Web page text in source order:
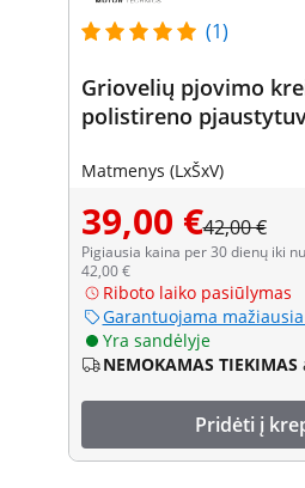
(1)
Griovelių pjovimo
polistireno
Matmenys (LxŠxV)
39,00 €42,00 €
Pigiausia kaina per 30 dienų iki
42,00 €
Riboto laiko pasiūlymas
Garantuojama
Yra sandėlyje
NEMOKAMAS TIEKIMAS
Pridėti į